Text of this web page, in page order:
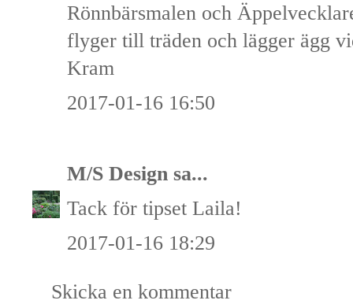
Rönnbärsmalen och
flyger till träden och lägger ägg
Kram
2017-01-16 16:50
M/S Design sa...
Tack för tipset Laila!
2017-01-16 18:29
Skicka en kommentar